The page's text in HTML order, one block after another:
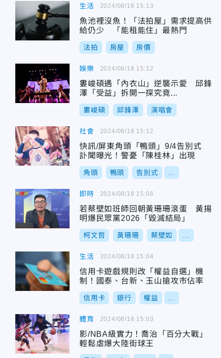
生活
魚池裡沒魚！「法拍屋」需求提高供
給仍少 「能租能住」最熱門
法拍 房屋 房價
2024/08/18 15:13
娛樂
婁峻碩遇「內衣山」逆襲示愛 邱鋒
澤「受益」拆開一探究竟...
婁峻碩 邱鋒澤 演唱會
2024/08/18 15:12
社會
快訊/屏東角頭「鴨頭」9/4告別式
訃聞曝光！警憂「陳桂林」出現
角頭 鴨頭 告別式
2024/08/18 15:12
即時
若蔡壁如班師回朝黃珊珊滾蛋 黃揚
明爆民眾黨2026「毀滅結局」
柯文哲 黃珊珊 蔡壁如
2024/08/18 15:06
生活
信用卡遊戲規則改「權益自選」機
制！國泰、台新、玉山搶攻市佔率
信用卡 銀行 權益
2024/08/18 15:04
體育
影/NBA級實力！喬治「百分大戰」
輕鬆虐爆大陸街球王
2024/08/18 15:03